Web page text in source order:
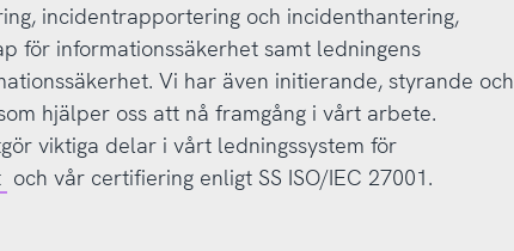
incidentrapportering och incidenthantering,
för informationssäkerhet samt ledningens
Vi har även initierande, styrande och
hjälper oss att nå framgång i vårt arbete.
viktiga delar i vårt ledningssystem för
och vår certifiering enligt SS ISO/IEC 27001.